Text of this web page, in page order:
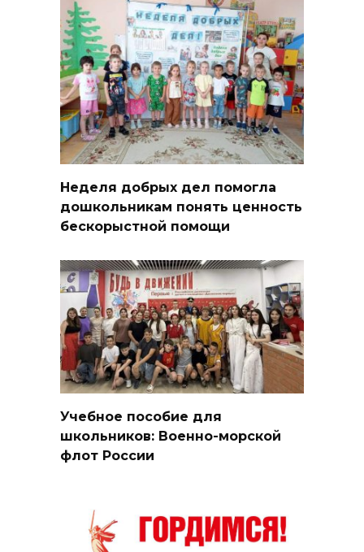
Неделя добрых дел помогла
дошкольникам понять ценность
бескорыстной помощи
Учебное пособие для
школьников: Военно-морской
флот России